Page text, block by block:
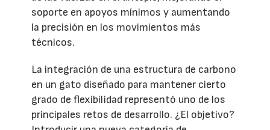
soporte en apoyos mínimos y aumentando
la precisión en los movimientos más
técnicos.
La integración de una estructura de carbono
en un gato diseñado para mantener cierto
grado de flexibilidad representó uno de los
principales retos de desarrollo. ¿El objetivo?